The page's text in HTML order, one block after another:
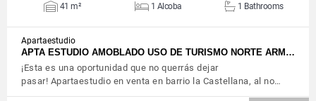
41 m² 1 Alcoba 1 Bathrooms
Apartaestudio
APTA ESTUDIO AMOBLADO USO DE TURISMO NORTE ARM…
¡Esta es una oportunidad que no querrás dejar
pasar! Apartaestudio en venta en barrio la Castellana, al no…